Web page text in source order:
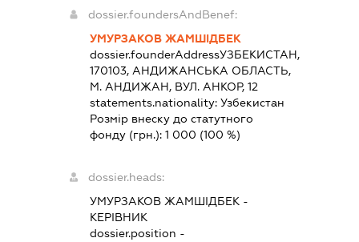
dossier.foundersAndBenef:
УМУРЗАКОВ ЖАМШІДБЕК
dossier.founderAddressУЗБЕКИСТАН,
170103, АНДИЖАНСЬКА ОБЛАСТЬ,
М. АНДИЖАН, ВУЛ. АНКОР, 12
statements.nationality:Узбекистан
Розмір внеску до статутного
фонду (грн.):1 000 (100 %)
dossier.heads:
УМУРЗАКОВ ЖАМШІДБЕК -
КЕРІВНИК
dossier.position -